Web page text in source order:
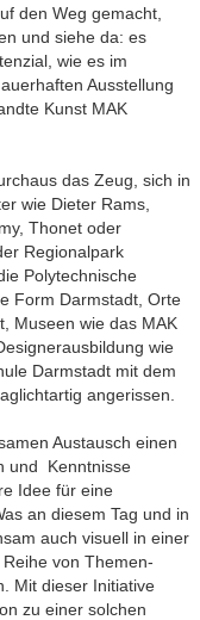
den Weg gemacht,
und siehe da: es
wie es im
Ausstellung
Kunst MAK
das Zeug, sich in
wie Dieter Rams,
Thonet oder
Regionalpark
Polytechnische
Form Darmstadt, Orte
Museen wie das MAK
wie
Darmstadt mit dem
angerissen.
Austausch einen
und Kenntnisse
Idee für eine
an diesem Tag und in
auch visuell in einer
von Themen-
Mit dieser Initiative
zu einer solchen